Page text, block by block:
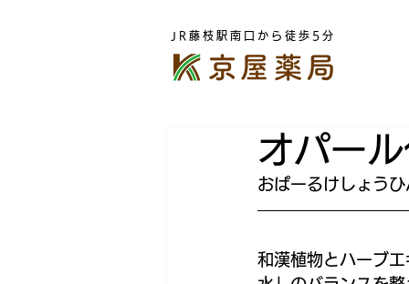
JR藤枝駅南口から徒歩5分
オパー
おぱーるけしょうひ
和漢植物とハーブ